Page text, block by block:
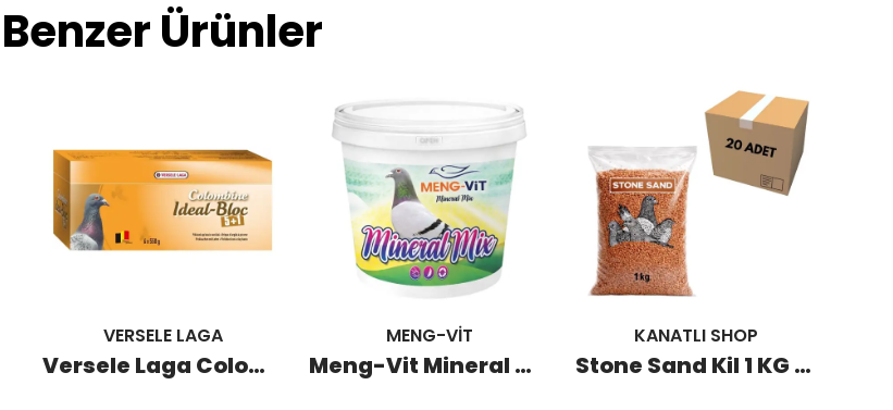
Benzer Ürünler
VERSELE LAGA
Versele Laga Colombine İdeal Bloc 5+1
MENG-VİT
Meng-Vit Mineral Mix 10 KG
KANATLI SHOP
Stone Sand Kil 1 KG (20 Adet)